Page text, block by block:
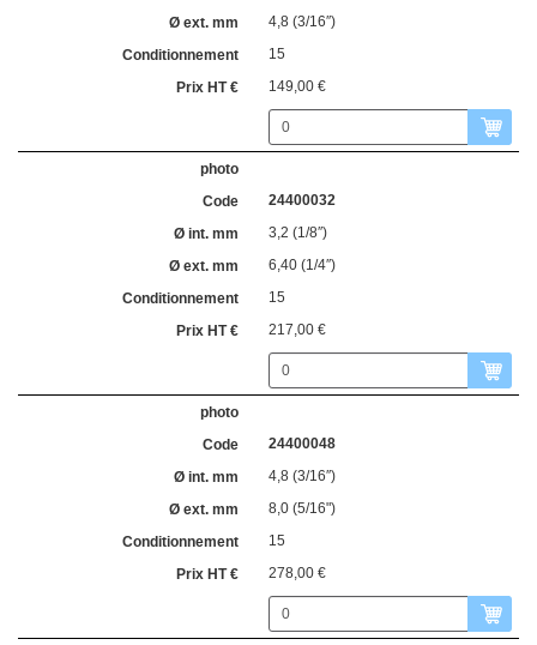
4,8 (3/16″)
15
149,00 €
24400032
3,2 (1/8″)
6,40 (1/4″)
15
217,00 €
24400048
4,8 (3/16″)
8,0 (5/16")
15
278,00 €